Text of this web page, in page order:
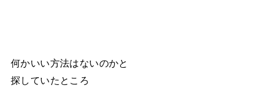
何かいい方法はないのかと
探していたところ